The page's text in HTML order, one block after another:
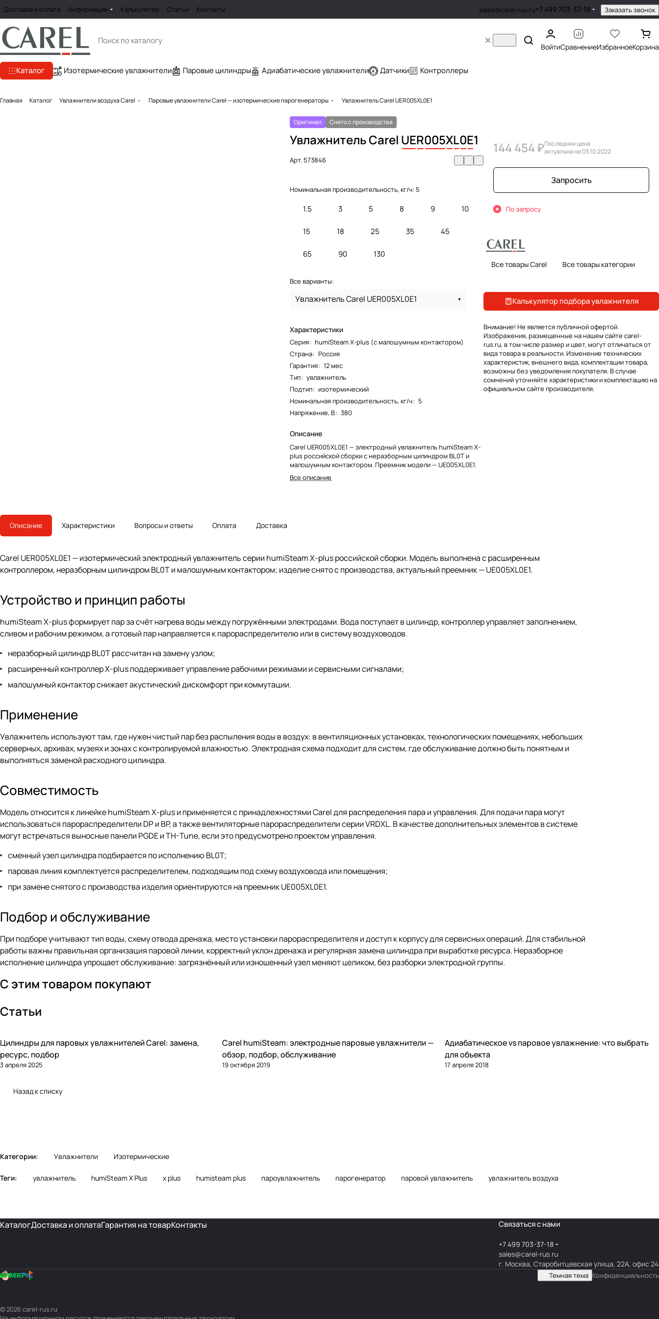
Доставка и оплата Информация Калькулятор Статьи Контакты sales@carel-rus.ru+7 499 703-37-18 Заказать звонок
ВойтиСравнениеИзбранноеКорзина
Каталог Изотермические увлажнители Паровые цилиндры Адиабатические увлажнители Датчики Контроллеры
Главная Каталог Увлажнители воздуха Carel Паровые увлажнители Carel — изотермические парогенераторы Увлажнитель Carel UER005XL0E1
Оригинал Снято с производства
Увлажнитель Carel UER005XL0E1
Арт. 573846
Номинальная производительность, кг/ч: 5
1.5 3 5 8 9 10
15 18 25 35 45
65 90 130
Все варианты:
Увлажнитель Carel UER005XL0E1
Характеристики
Серия: humiSteam X-plus (с малошумным контактором)
Страна: Россия
Гарантия: 12 мес
Тип: увлажнитель
Подтип: изотермический
Номинальная производительность, кг/ч: 5
Напряжение, В: 380
Описание
Carel UER005XL0E1 — электродный увлажнитель humiSteam X-
plus российской сборки с неразборным цилиндром BL0T и
малошумным контактором. Преемник модели — UE005XL0E1.
Все описание
144 454 ₽Последняя цена
актуальна на 03.10.2022
Запросить
По запросу
Все товары Carel Все товары категории
Калькулятор подбора увлажнителя
Внимание! Не является публичной офертой.
Изображения, размещенные на нашем сайте carel-
rus.ru, в том числе размер и цвет, могут отличаться от
вида товара в реальности. Изменение технических
характеристик, внешнего вида, комплектации товара,
возможны без уведомления покупателя. В случае
сомнений уточняйте характеристики и комплектацию на
официальном сайте производителя.
Описание Характеристики Вопросы и ответы Оплата Доставка
Carel UER005XL0E1 — изотермический электродный увлажнитель серии humiSteam X-plus российской сборки. Модель выполнена с расширенным
контроллером, неразборным цилиндром BL0T и малошумным контактором; изделие снято с производства, актуальный преемник — UE005XL0E1.
Устройство и принцип работы
humiSteam X-plus формирует пар за счёт нагрева воды между погружёнными электродами. Вода поступает в цилиндр, контроллер управляет заполнением,
сливом и рабочим режимом, а готовый пар направляется к парораспределителю или в систему воздуховодов.
неразборный цилиндр BL0T рассчитан на замену узлом;
расширенный контроллер X-plus поддерживает управление рабочими режимами и сервисными сигналами;
малошумный контактор снижает акустический дискомфорт при коммутации.
Применение
Увлажнитель используют там, где нужен чистый пар без распыления воды в воздух: в вентиляционных установках, технологических помещениях, небольших
серверных, архивах, музеях и зонах с контролируемой влажностью. Электродная схема подходит для систем, где обслуживание должно быть понятным и
выполняться заменой расходного цилиндра.
Совместимость
Модель относится к линейке humiSteam X-plus и применяется с принадлежностями Carel для распределения пара и управления. Для подачи пара могут
использоваться парораспределители DP и BP, а также вентиляторные парораспределители серии VRDXL. В качестве дополнительных элементов в системе
могут встречаться выносные панели PGDE и TH-Tune, если это предусмотрено проектом управления.
сменный узел цилиндра подбирается по исполнению BL0T;
паровая линия комплектуется распределителем, подходящим под схему воздуховода или помещения;
при замене снятого с производства изделия ориентируются на преемник UE005XL0E1.
Подбор и обслуживание
При подборе учитывают тип воды, схему отвода дренажа, место установки парораспределителя и доступ к корпусу для сервисных операций. Для стабильной
работы важны правильная организация паровой линии, корректный уклон дренажа и регулярная замена цилиндра при выработке ресурса. Неразборное
исполнение цилиндра упрощает обслуживание: загрязнённый или изношенный узел меняют целиком, без разборки электродной группы.
С этим товаром покупают
Статьи
Увлажнение
Цилиндры для паровых увлажнителей Carel: замена,
ресурс, подбор
3 апреля 2025
Увлажнение
Carel humiSteam: электродные паровые увлажнители —
обзор, подбор, обслуживание
19 октября 2019
Увлажнение
Адиабатическое vs паровое увлажнение: что выбрать
для объекта
17 апреля 2018
Назад к списку
Категории: Увлажнители Изотермические
Теги: увлажнитель humiSteam X Plus x plus humisteam plus пароувлажнитель парогенератор паровой увлажнитель увлажнитель воздуха
КаталогДоставка и оплатаГарантия на товарКонтакты Связаться с нами
+7 499 703-37-18
sales@carel-rus.ru
г. Москва, Старобитцевская улица, 22А, офис 24
Темная тема Конфиденциальность
© 2026 carel-rus.ru